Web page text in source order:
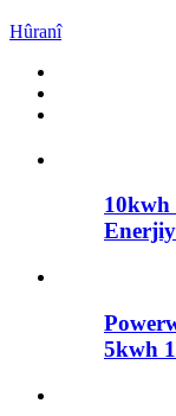
Hûranî
10kwh
5kwh